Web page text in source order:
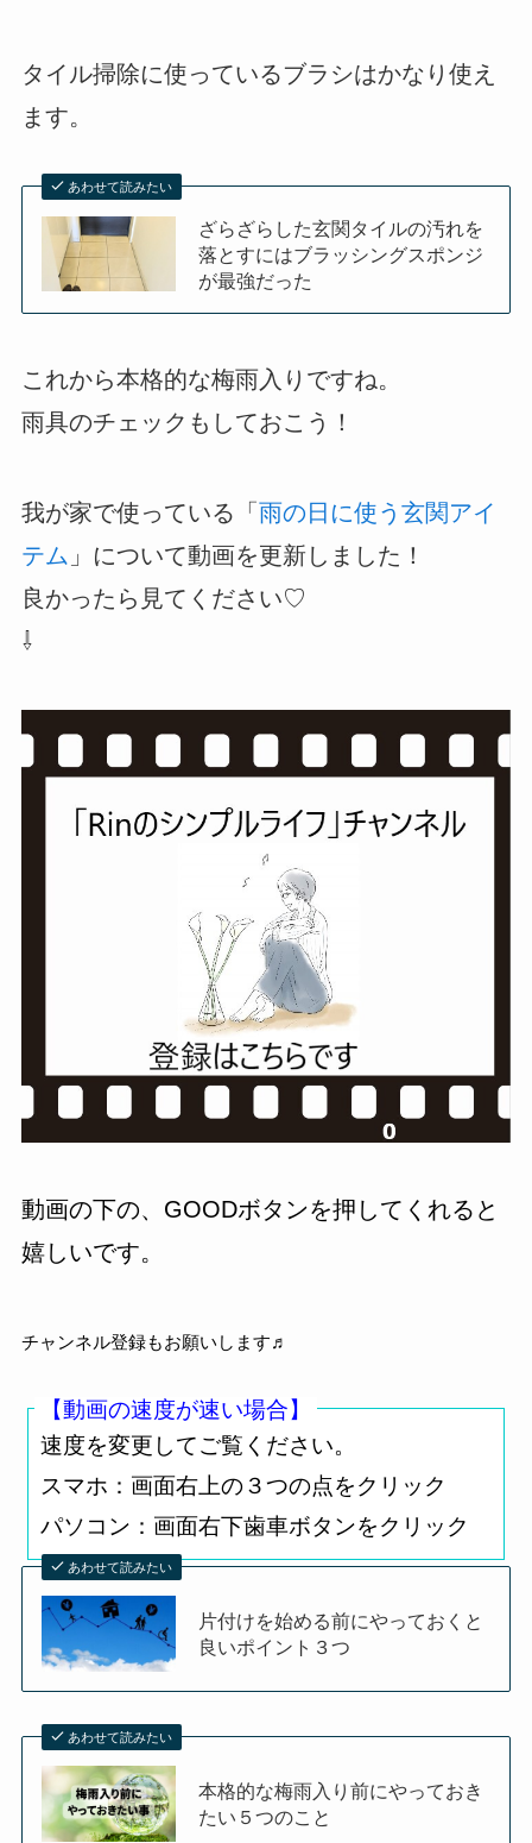
タイル掃除に使っているブラシはかなり使え
ます。
あわせて読みたい
ざらざらした玄関タイルの汚れを
落とすにはブラッシングスポンジ
が最強だった
これから本格的な梅雨入りですね。
雨具のチェックもしておこう！
我が家で使っている「 雨の日に使う玄関アイ
テム 」について動画を更新しました！
良かったら見てください♡
⇩
動画の下の、GOODボタンを押してくれると
嬉しいです。
チャンネル登録もお願いします♬
速度を変更してご覧ください。
スマホ：画面右上の３つの点をクリック
パソコン：画面右下歯車ボタンをクリック
【動画の速度が速い場合】
あわせて読みたい
片付けを始める前にやっておくと
良いポイント３つ
あわせて読みたい
本格的な梅雨入り前にやっておき
たい５つのこと